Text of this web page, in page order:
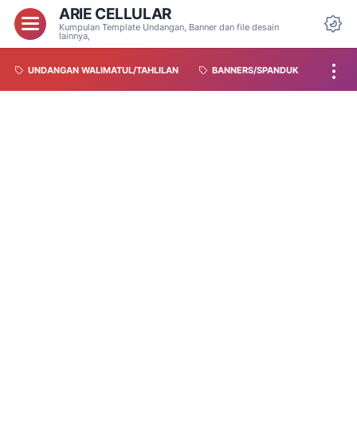
ARIE CELLULAR
Kumpulan Template Undangan, Banner dan file desain
lainnya,
UNDANGAN WALIMATUL/TAHLILAN BANNERS/SPANDUK